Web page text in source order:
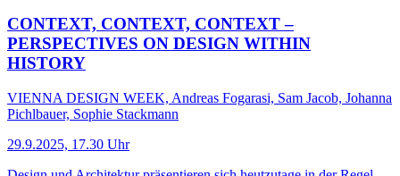
CONTEXT, CONTEXT, CONTEXT –
PERSPECTIVES ON DESIGN WITHIN
HISTORY
VIENNA DESIGN WEEK, Andreas Fogarasi, Sam Jacob, Johanna
Pichlbauer, Sophie Stackmann
29.9.2025, 17.30 Uhr